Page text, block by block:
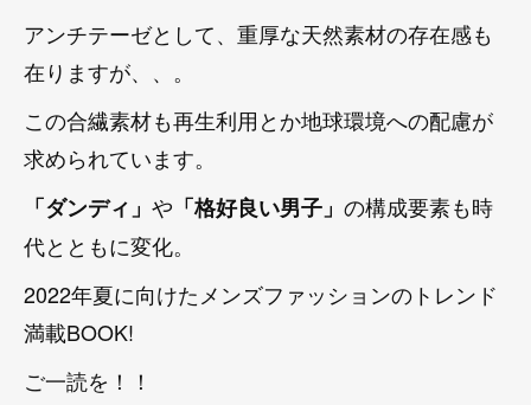
アンチテーゼとして、重厚な天然素材の存在感も
在りますが、、。
この合繊素材も再生利用とか地球環境への配慮が
求められています。
「ダンディ」 や 「格好良い男子」 の構成要素も時
代とともに変化。
2022年夏に向けたメンズファッションのトレンド
満載BOOK!
ご一読を！！